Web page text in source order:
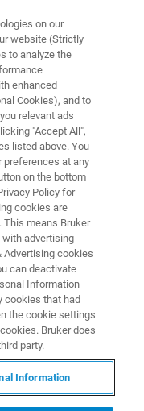
Nucleare
una
(*campi
in English (24-27
on our
website (Strictly
to analyze the
enhanced
Cookies), and to
relevant ads
"Accept All",
listed above. You
preferences at any
on the bottom
Policy for
cookies are
This means Bruker
with advertising
Advertising cookies
can deactivate
Information
cookies that had
the cookie settings
Bruker does
party.
Information